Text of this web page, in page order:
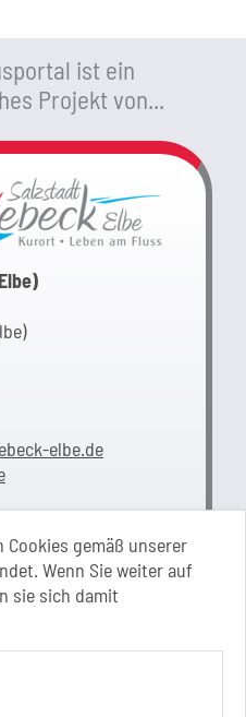
gemäß unserer
Wenn Sie weiter auf
sie sich damit
ist ein
Projekt von...
elbe.de